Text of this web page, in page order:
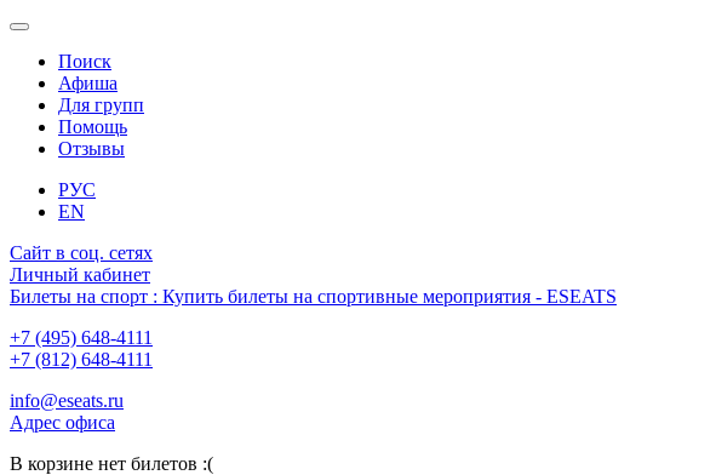
Поиск
Афиша
Для групп
Помощь
Отзывы
РУС
EN
Сайт в соц. сетях
Личный кабинет
Билеты на спорт : Купить билеты на спортивные мероприятия - ESEATS
+7 (495) 648-4111
+7 (812) 648-4111
info@eseats.ru
Адрес офиса
В корзине нет билетов :(